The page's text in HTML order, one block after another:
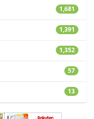
1,681
1,391
1,352
57
13